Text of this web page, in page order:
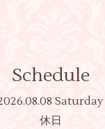
Schedule
Saturday
休日